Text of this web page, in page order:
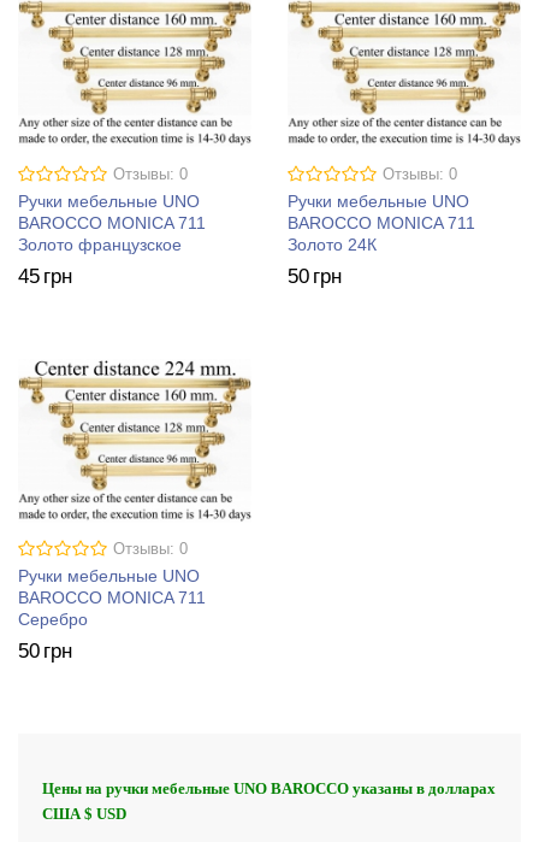
Отзывы: 0
Ручки мебельные UNO
BAROCCO MONICA 711
Золото французское
45 грн
Отзывы: 0
Ручки мебельные UNO
BAROCCO MONICA 711
Золото 24К
50 грн
Отзывы: 0
Ручки мебельные UNO
BAROCCO MONICA 711
Серебро
50 грн
Цены на ручки мебельные UNO BAROCCO указаны в долларах
США $ USD